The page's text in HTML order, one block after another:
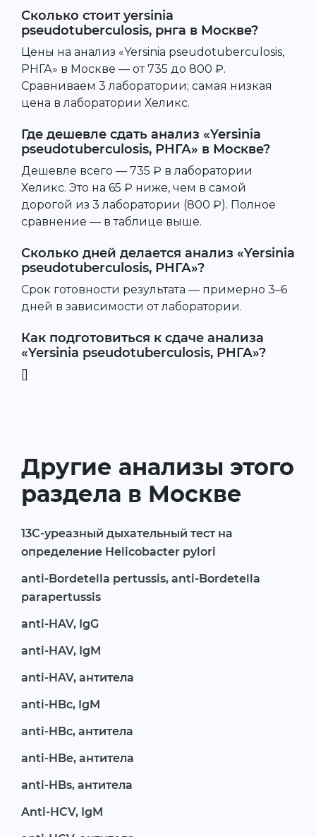
Сколько стоит yersinia
pseudotuberculosis, рнга в Москве?
Цены на анализ «Yersinia pseudotuberculosis,
РНГА» в Москве — от 735 до 800 ₽.
Сравниваем 3 лаборатории; самая низкая
цена в лаборатории Хеликс.
Где дешевле сдать анализ «Yersinia
pseudotuberculosis, РНГА» в Москве?
Дешевле всего — 735 ₽ в лаборатории
Хеликс. Это на 65 ₽ ниже, чем в самой
дорогой из 3 лаборатории (800 ₽). Полное
сравнение — в таблице выше.
Сколько дней делается анализ «Yersinia
pseudotuberculosis, РНГА»?
Срок готовности результата — примерно 3–6
дней в зависимости от лаборатории.
Как подготовиться к сдаче анализа
«Yersinia pseudotuberculosis, РНГА»?
[]
Другие анализы этого
раздела в Москве
13С-уреазный дыхательный тест на
определение Helicobacter pylori
anti-Bordetella pertussis, anti-Bordetella
parapertussis
anti-HAV, IgG
anti-HAV, IgM
anti-HAV, антитела
anti-HBc, IgM
anti-HBc, антитела
anti-HBe, антитела
anti-HBs, антитела
Anti-HCV, IgM